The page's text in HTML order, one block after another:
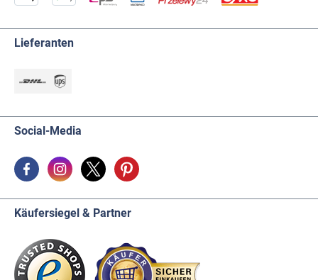
Lieferanten
Social-Media
Käufersiegel & Partner